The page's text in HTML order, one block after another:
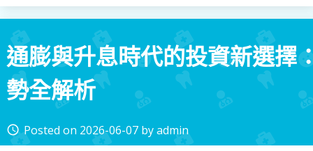
通膨與升息時代的投資新選擇
勢全解析
access_time Posted on 2026-06-07 byadmin